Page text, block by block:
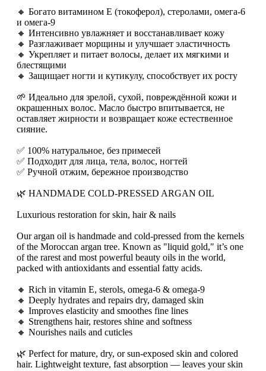
🔸 Богато витамином E (токоферол), стеролами, омега-6
и омега-9
🔸 Интенсивно увлажняет и восстанавливает кожу
🔸 Разглаживает морщины и улучшает эластичность
🔸 Укрепляет и питает волосы, делает их мягкими и
блестящими
🔸 Защищает ногти и кутикулу, способствует их росту
🌱 Идеально для зрелой, сухой, повреждённой кожи и
окрашенных волос. Масло быстро впитывается, не
оставляет жирности и возвращает коже естественное
сияние.
✅ 100% натуральное, без примесей
✅ Подходит для лица, тела, волос, ногтей
✅ Ручной отжим, бережное производство
🌿 HANDMADE COLD-PRESSED ARGAN OIL
Luxurious restoration for skin, hair & nails
Our argan oil is handmade and cold-pressed from the kernels
of the Moroccan argan tree. Known as "liquid gold," it’s one
of the rarest and most powerful beauty oils in the world,
packed with antioxidants and essential fatty acids.
🔸 Rich in vitamin E, sterols, omega-6 & omega-9
🔸 Deeply hydrates and repairs dry, damaged skin
🔸 Improves elasticity and smoothes fine lines
🔸 Strengthens hair, restores shine and softness
🔸 Nourishes nails and cuticles
🌿 Perfect for mature, dry, or sun-exposed skin and colored
hair. Lightweight texture, fast absorption — leaves your skin